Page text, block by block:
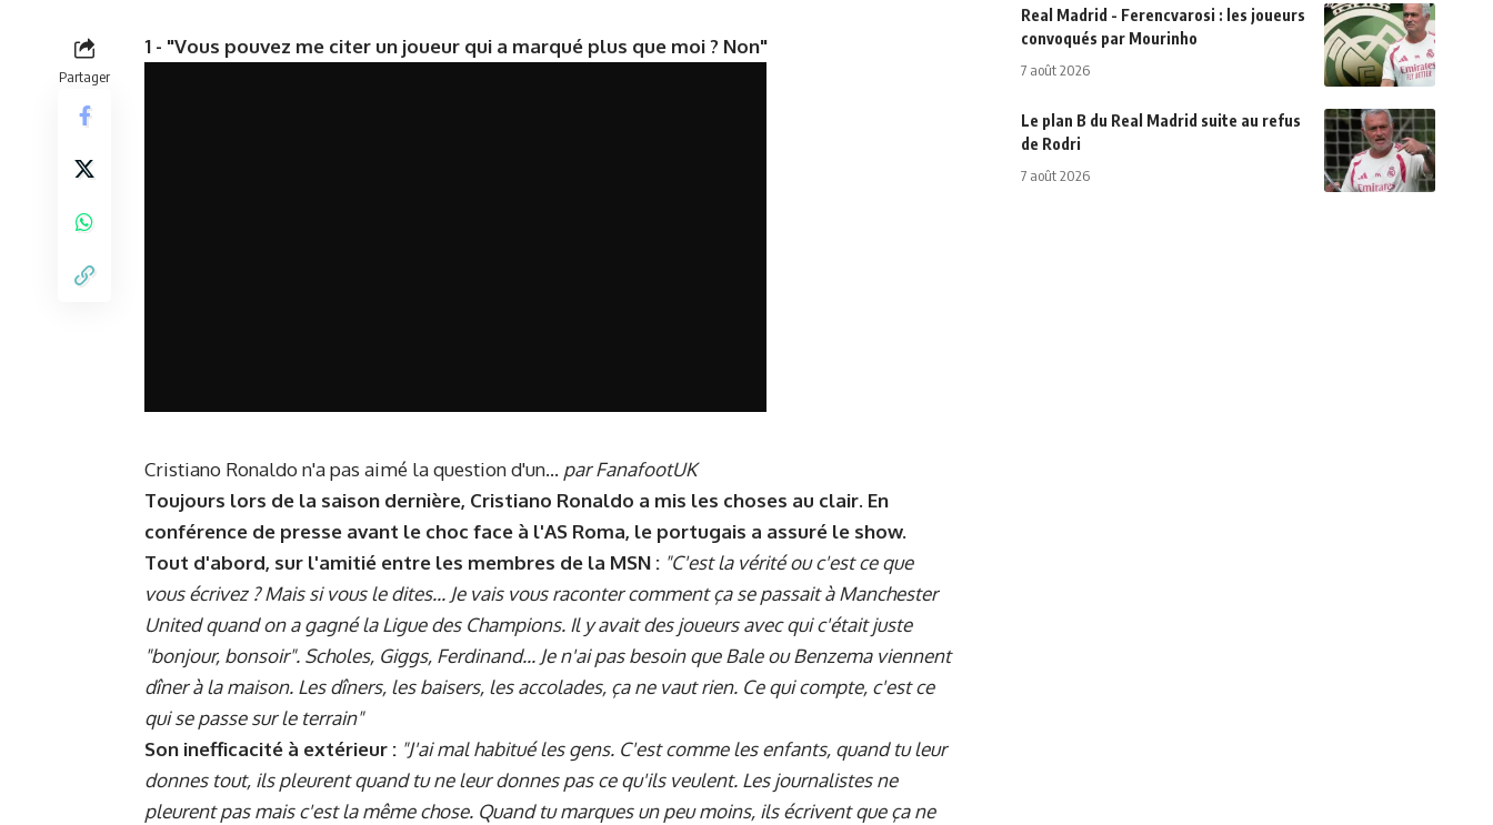
Partager
1 - "Vous pouvez me citer un joueur qui a marqué plus que moi ? Non"
Cristiano Ronaldo n'a pas aimé la question d'un... parFanafootUK
Toujours lors de la saison dernière, Cristiano Ronaldo a mis les choses au clair. En
conférence de presse avant le choc face à l'AS Roma, le portugais a assuré le show.
Tout d'abord, sur l'amitié entre les membres de la MSN : "C'est la vérité ou c'est ce que
vous écrivez ? Mais si vous le dites... Je vais vous raconter comment ça se passait à Manchester
United quand on a gagné la Ligue des Champions. Il y avait des joueurs avec qui c'était juste
"bonjour, bonsoir". Scholes, Giggs, Ferdinand... Je n'ai pas besoin que Bale ou Benzema viennent
dîner à la maison. Les dîners, les baisers, les accolades, ça ne vaut rien. Ce qui compte, c'est ce
qui se passe sur le terrain"
Son inefficacité à extérieur : "J'ai mal habitué les gens. C'est comme les enfants, quand tu leur
donnes tout, ils pleurent quand tu ne leur donnes pas ce qu'ils veulent. Les journalistes ne
pleurent pas mais c'est la même chose. Quand tu marques un peu moins, ils écrivent que ça ne
Real Madrid - Ferencvarosi : les joueurs
convoqués par Mourinho
7 août 2026
Le plan B du Real Madrid suite au refus
de Rodri
7 août 2026